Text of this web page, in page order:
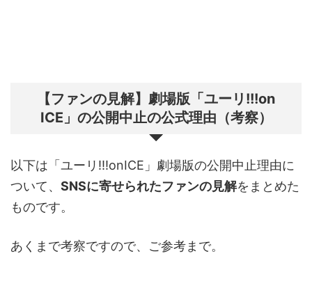
【ファンの見解】劇場版「ユーリ!!!on
ICE」の公開中止の公式理由（考察）
以下は「ユーリ!!!onICE」劇場版の公開中止理由に
ついて、 SNSに寄せられたファンの見解をまとめた
ものです。
あくまで考察ですので、ご参考まで。